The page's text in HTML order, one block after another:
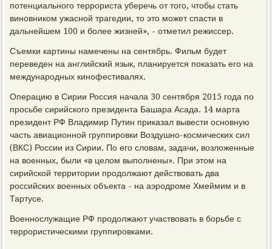
потенциального террориста уберечь от того, чтобы стать
виновником ужасной трагедии, то это может спасти в
дальнейшем 100 и более жизней», - отметил режиссер.
Съемки картины намечены на сентябрь. Фильм будет
переведен на английский язык, планируется показать его на
международных кинофестивалях.
Операцию в Сирии Россия начала 30 сентября 2015 года по
просьбе сирийского президента Башара Асада. 14 марта
президент РФ Владимир Путин приказал вывести основную
часть авиационной группировки Воздушно-космических сил
(ВКС) России из Сирии. По его словам, задачи, возложенные
на военных, были «в целом выполнены». При этом на
сирийской территории продолжают действовать два
российских военных объекта - на аэродроме Хмеймим и в
Тартусе.
Военнослужащие РФ продолжают участвовать в борьбе с
террористическими группировками.